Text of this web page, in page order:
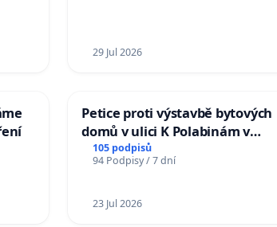
29 Jul 2026
Petice proti výstavbě bytových
domů v ulici K Polabinám v
Pardubicích
105 podpisů
94 Podpisy / 7 dní
23 Jul 2026